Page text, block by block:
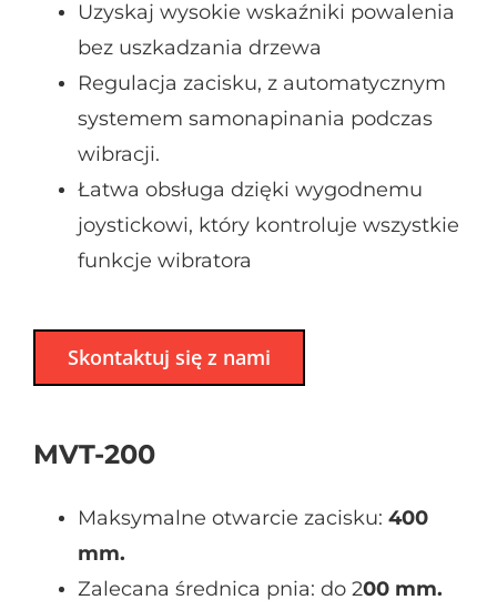
Uzyskaj wysokie wskaźniki powalenia
bez uszkadzania drzewa
Regulacja zacisku, z automatycznym
systemem samonapinania podczas
wibracji.
Łatwa obsługa dzięki wygodnemu
joystickowi, który kontroluje wszystkie
funkcje wibratora
Skontaktuj się z nami
MVT-200
Maksymalne otwarcie zacisku: 400
mm.
Zalecana średnica pnia: do 200 mm.